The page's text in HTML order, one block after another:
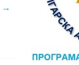
→